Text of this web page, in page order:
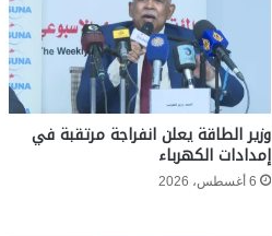
وزير الطاقة يعلن انفراجة مرتقبة في
إمدادات الكهرباء
6 أغسطس، 2026